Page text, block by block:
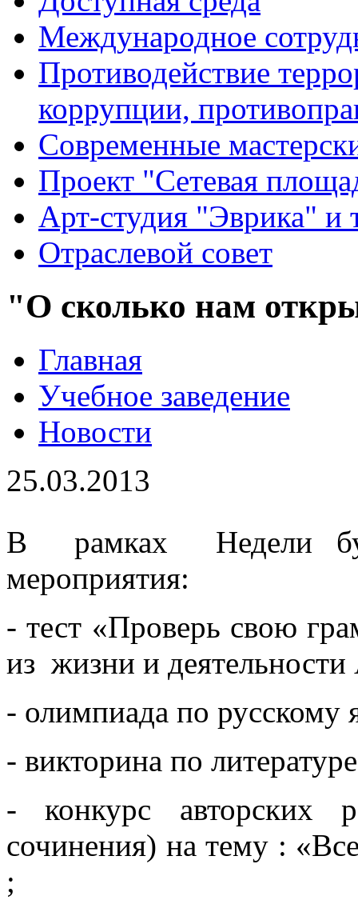
Международное
Противодействие
коррупции,
Современные
Проект "Сетевая
Арт-студия "Эврика" и
Отраслевой совет
"О сколько нам
Главная
Учебное заведение
Новости
25.03.2013
В рамках Недели
мероприятия:
- тест «Проверь свою
из жизни и
- олимпиада по русскому
- викторина по
- конкурс авторских
сочинения) на тему :
;